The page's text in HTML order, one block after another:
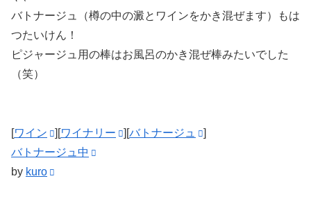
バトナージュ（樽の中の澱とワインをかき混ぜます）もは
つたいけん！
ピジャージュ用の棒はお風呂のかき混ぜ棒みたいでした
（笑）
[ワイン ][ワイナリー ][バトナージュ
]
バトナージュ中
by kuro